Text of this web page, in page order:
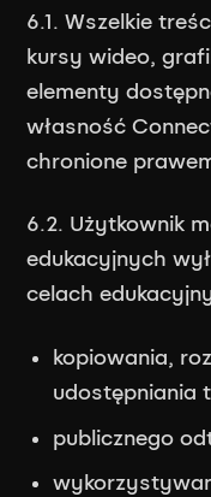
6.1. Wszelkie
kursy wideo,
elementy
własność
chronione
6.2. Użytkownik
edukacyjnych
celach
kopiowania,
udostępniania
publicznego